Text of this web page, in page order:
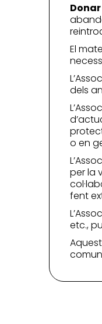
El
dels
o en
per la
fent
etc.,